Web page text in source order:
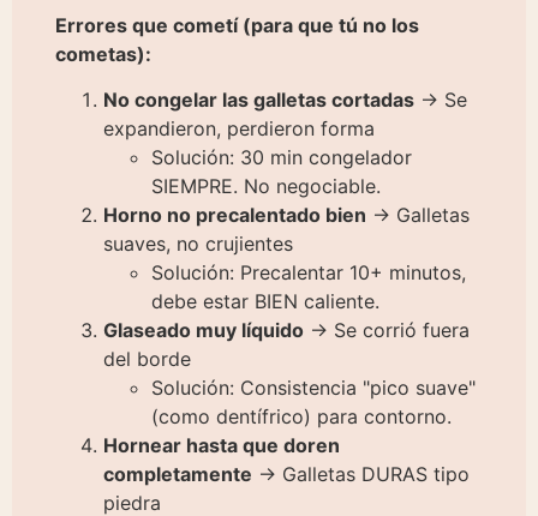
Errores que cometí (para que tú no los
cometas):
No congelar las galletas cortadas→ Se
expandieron, perdieron forma
Solución: 30 min congelador
SIEMPRE. No negociable.
Horno no precalentado bien → Galletas
suaves, no crujientes
Solución: Precalentar 10+ minutos,
debe estar BIEN caliente.
Glaseado muy líquido→ Se corrió fuera
del borde
Solución: Consistencia "pico suave"
(como dentífrico) para contorno.
Hornear hasta que doren
completamente → Galletas DURAS tipo
piedra